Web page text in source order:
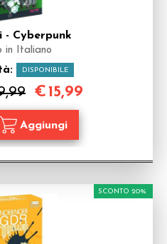
- Cyberpunk
in Italiano
DISPONIBILE
€15,99
SCONTO 20%